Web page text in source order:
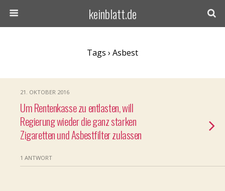
keinblatt.de
Tags › Asbest
21. OKTOBER 2016
Um Rentenkasse zu entlasten, will
Regierung wieder die ganz starken
Zigaretten und Asbestfilter zulassen
1 ANTWORT